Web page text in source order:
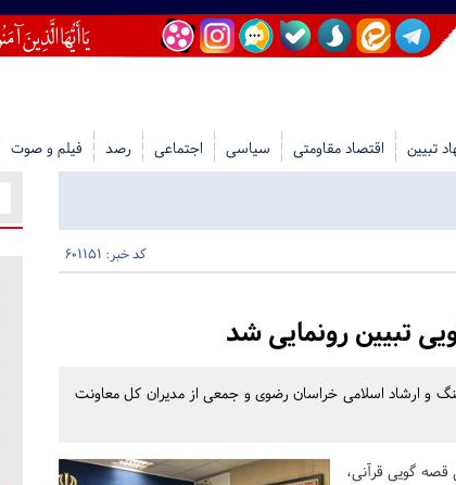
تبیین اقتصاد مقاومتی سیاسی اجتماعی رصد فیلم و صوت
کد خبر: 601151
تبیین رونمایی شد
و ارشاد اسلامی خراسان رضوی و جمعی از مدیران کل معاونت
قصه گویی قرآنی،